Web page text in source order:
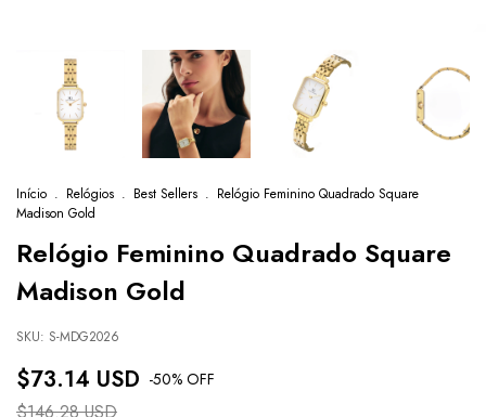
Início . Relógios . Best Sellers . Relógio Feminino Quadrado Square
Madison Gold
Relógio Feminino Quadrado Square
Madison Gold
SKU: S-MDG2026
$73.14 USD -50% OFF
$146.28 USD